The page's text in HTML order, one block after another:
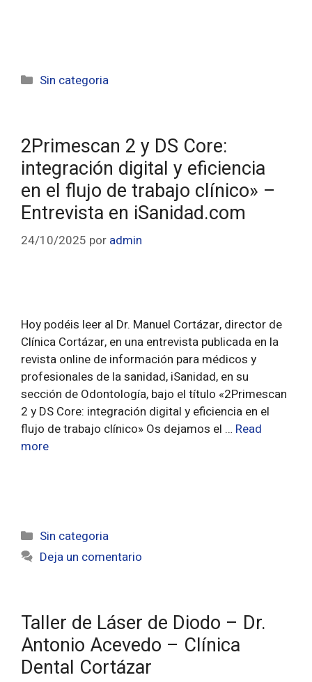
Sin categoria
2Primescan 2 y DS Core:
integración digital y eficiencia
en el flujo de trabajo clínico» –
Entrevista en iSanidad.com
24/10/2025 por admin
Hoy podéis leer al Dr. Manuel Cortázar, director de
Clínica Cortázar, en una entrevista publicada en la
revista online de información para médicos y
profesionales de la sanidad, iSanidad, en su
sección de Odontología, bajo el título «2Primescan
2 y DS Core: integración digital y eficiencia en el
flujo de trabajo clínico» Os dejamos el … Read
more
Sin categoria
Deja un comentario
Taller de Láser de Diodo – Dr.
Antonio Acevedo – Clínica
Dental Cortázar